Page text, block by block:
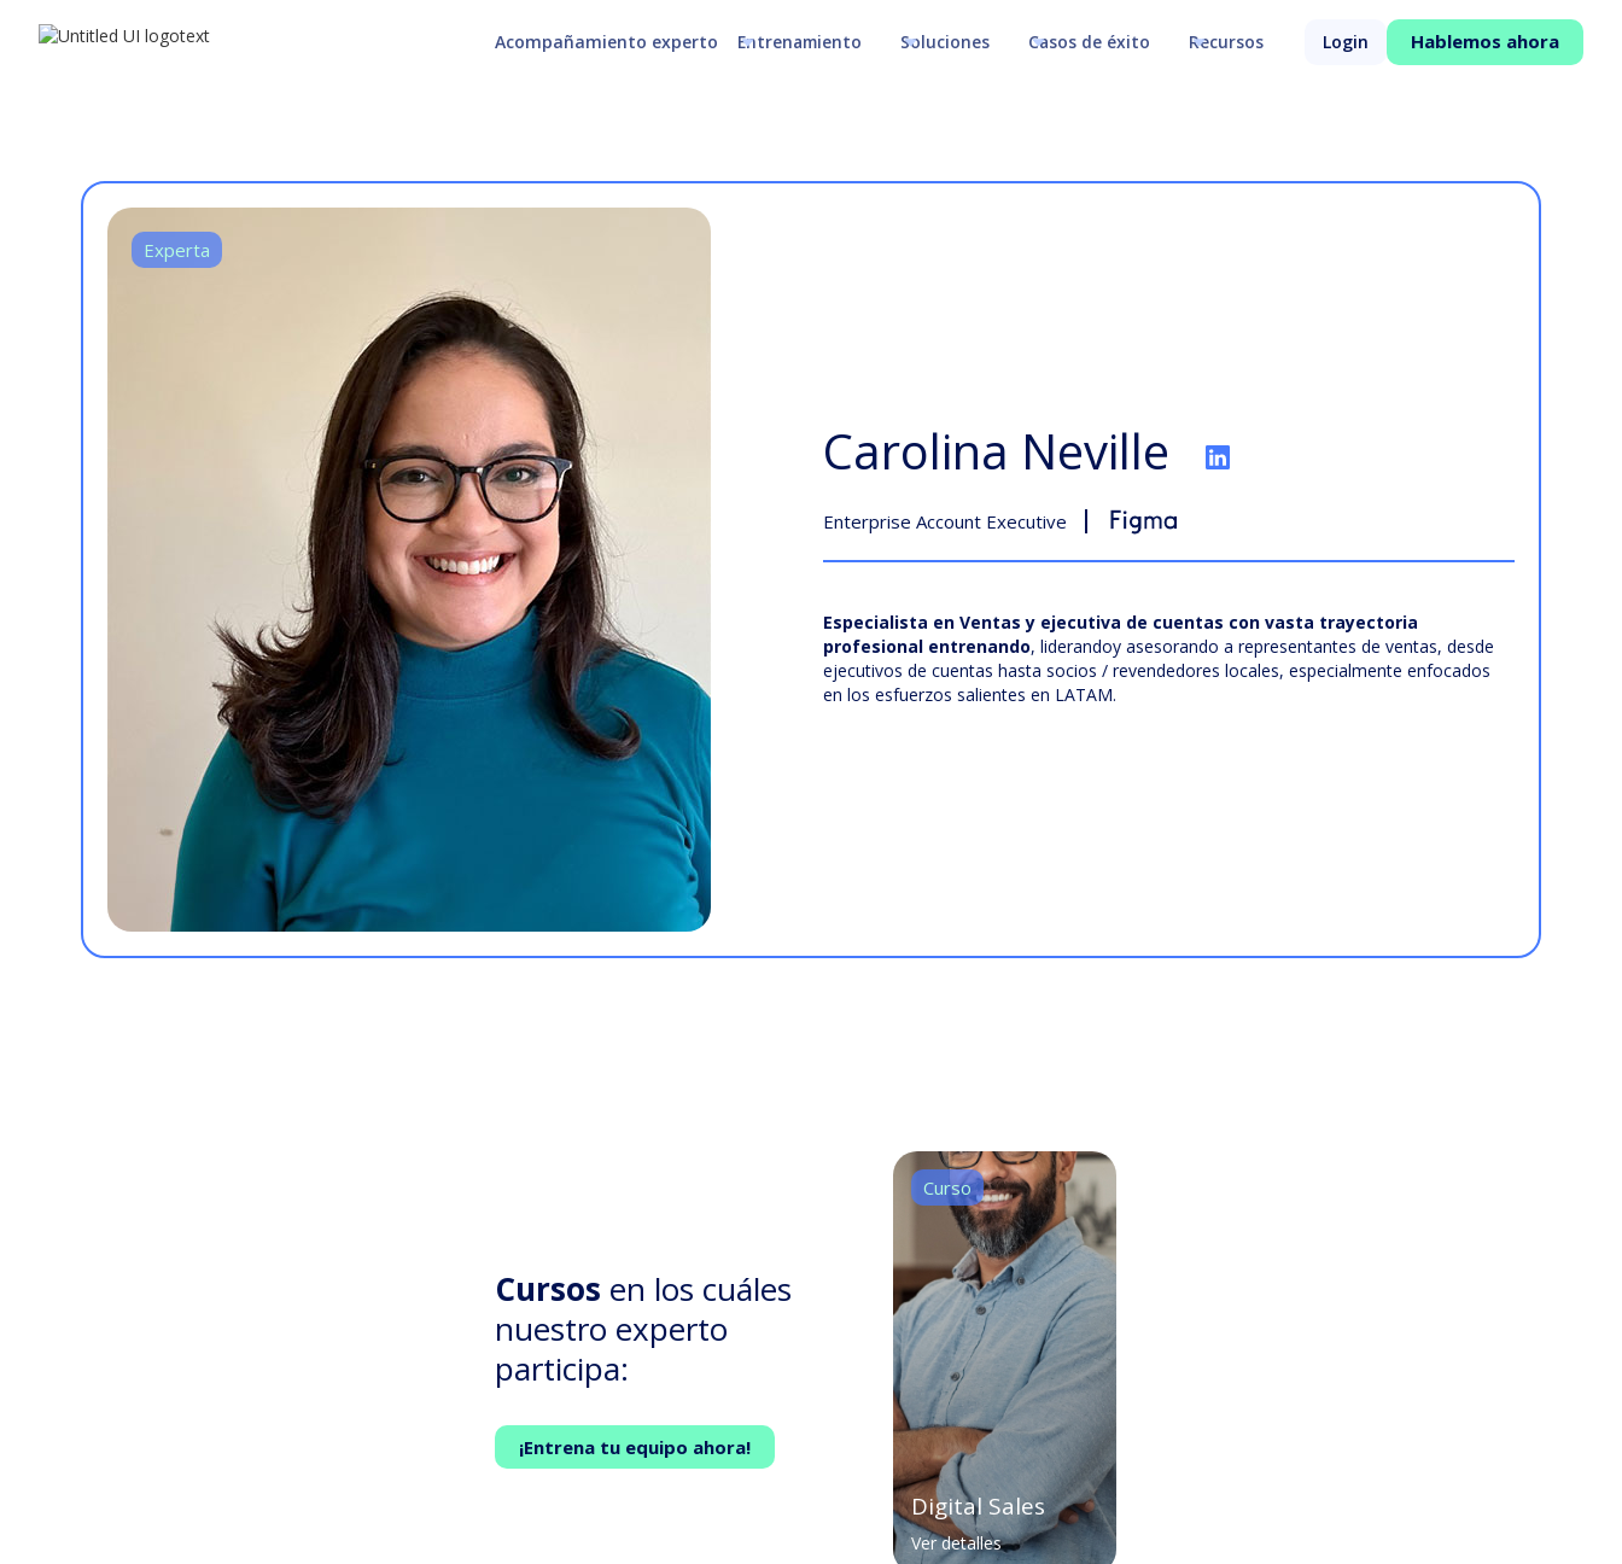
Acompañamiento experto Entrenamiento Soluciones Casos de éxito Recursos Login Hablemos ahora
Experta
Carolina Neville
Enterprise Account Executive
Especialista en Ventas y ejecutiva de cuentas con vasta trayectoria
profesional entrenando, liderandoy asesorando a representantes de ventas, desde
ejecutivos de cuentas hasta socios / revendedores locales, especialmente enfocados
en los esfuerzos salientes en LATAM.
Cursos en los cuáles
nuestro experto
participa:
¡Entrena tu equipo ahora!
Curso
Digital Sales
Ver detalles